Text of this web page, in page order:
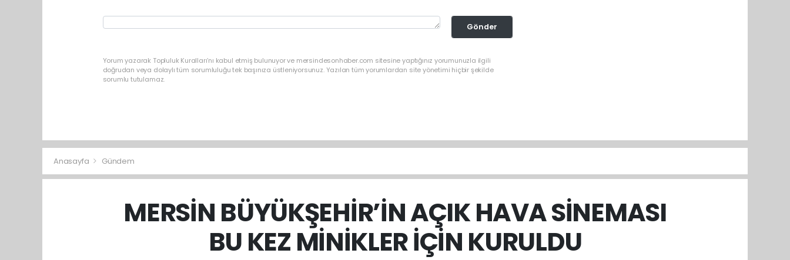
Gönder
Yorum yazarak Topluluk Kuralları’nı kabul etmiş bulunuyor ve mersindesonhaber.com sitesine yaptığınız yorumunuzla ilgili
doğrudan veya dolaylı tüm sorumluluğu tek başınıza üstleniyorsunuz. Yazılan tüm yorumlardan site yönetimi hiçbir şekilde
sorumlu tutulamaz.
Anasayfa Gündem
MERSİN BÜYÜKŞEHİR’İN AÇIK HAVA SİNEMASI
BU KEZ MİNİKLER İÇİN KURULDU